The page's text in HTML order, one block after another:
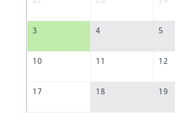
3 4 5
10 11 12
17 18 19